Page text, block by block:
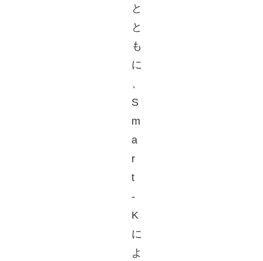
と
と
も
に
、
S
m
a
r
t
-
K
に
よ